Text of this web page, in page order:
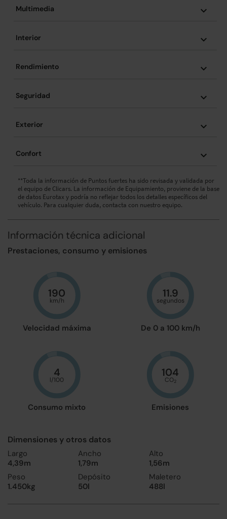
Multimedia
Interior
Rendimiento
Seguridad
Exterior
Confort
**Toda la información de Puntos fuertes ha sido revisada y validada por
el equipo de Clicars. La información de Equipamiento, proviene de la base
de datos Eurotax y podría no reflejar todos los detalles específicos del
vehículo. Para cualquier duda, contacta con nuestro equipo.
Información técnica adicional
Prestaciones, consumo y emisiones
Velocidad máxima
190
km/h
De 0 a 100 km/h
11.9
segundos
Consumo mixto
4
l/100
Emisiones
104
CO2
Dimensiones y otros datos
Largo
4,39m
Ancho
1,79m
Alto
1,56m
Peso
1.450kg
Depósito
50l
Maletero
488l